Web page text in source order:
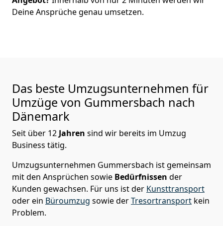
Deine Ansprüche genau umsetzen.
Das beste Umzugsunternehmen für
Umzüge von Gummersbach nach
Dänemark
Seit über 12 Jahren sind wir bereits im Umzug
Business tätig.
Umzugsunternehmen Gummersbach ist gemeinsam
mit den Ansprüchen sowie Bedürfnissen der
Kunden gewachsen. Für uns ist der Kunsttransport
oder ein Büroumzug sowie derTresortransport kein
Problem.